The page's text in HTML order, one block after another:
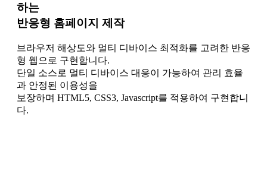
하는
반응형 홈페이지 제작
브라우저 해상도와 멀티 디바이스 최적화를 고려한 반응
형 웹으로 구현합니다.
단일 소스로 멀티 디바이스 대응이 가능하여 관리 효율
과 안정된 이용성을
보장하며 HTML5, CSS3, Javascript를 적용하여 구현합니
다.